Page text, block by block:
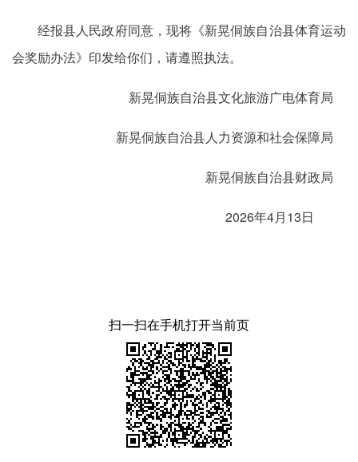
经报县人民政府同意，现将《新晃侗族自治县体育运动
会奖励办法》印发给你们，请遵照执法。
新晃侗族自治县文化旅游广电体育局
新晃侗族自治县人力资源和社会保障局
新晃侗族自治县财政局
2026年4月13日
扫一扫在手机打开当前页